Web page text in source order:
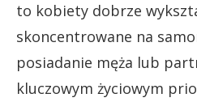
to kobiety dobrze
skoncentrowane na
posiadanie męża lub
kluczowym życiowym